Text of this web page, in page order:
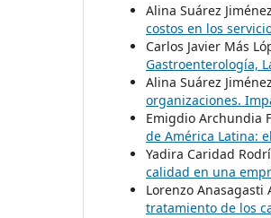
Alina Suárez
costos en los
Carlos Javier Más
Gastroenterología,
Alina Suárez
organizaciones.
Emigdio Archundia
de América Latina:
Yadira Caridad
calidad en una
Lorenzo Anasagasti
tratamiento de los